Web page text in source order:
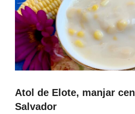
Atol de Elote, manjar
Salvador